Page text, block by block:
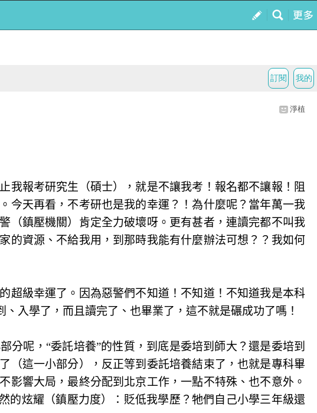
我的
訂閱
淨植
我報考研究生（碩士），就是不讓我考！報名都不讓報！阻
今天再看，不考研也是我的幸運？！為什麼呢？當年萬一我
（鎮壓機關）肯定全力破壞呀。更有甚者，連讀完都不叫我
的資源、不給我用，到那時我能有什麼辦法可想？？我如何
超級幸運了。因為惡警們不知道！不知道！不知道我是本科
入學了，而且讀完了、也畢業了，這不就是碾成功了嗎！
呢，“委託培養”的性質，到底是委培到師大？還是委培到
（這一小部分），反正等到委託培養結束了，也就是專科畢
響大局，最終分配到北京工作，一點不特殊、也不意外。
的炫耀（鎮壓力度）：貶低我學歷？牠們自己小學三年級還